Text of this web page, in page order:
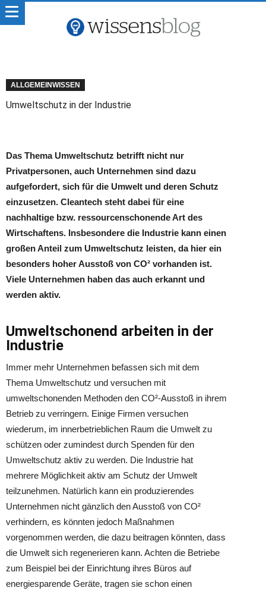
ALLGEMEINWISSEN
Umweltschutz in der Industrie
Das Thema Umweltschutz betrifft nicht nur
Privatpersonen, auch Unternehmen sind dazu
aufgefordert, sich für die Umwelt und deren Schutz
einzusetzen. Cleantech steht dabei für eine
nachhaltige bzw. ressourcenschonende Art des
Wirtschaftens. Insbesondere die Industrie kann einen
großen Anteil zum Umweltschutz leisten, da hier ein
besonders hoher Ausstoß von CO² vorhanden ist.
Viele Unternehmen haben das auch erkannt und
werden aktiv.
Umweltschonend arbeiten in der
Industrie
Immer mehr Unternehmen befassen sich mit dem
Thema Umweltschutz und versuchen mit
umweltschonenden Methoden den CO²-Ausstoß in ihrem
Betrieb zu verringern. Einige Firmen versuchen
wiederum, im innerbetrieblichen Raum die Umwelt zu
schützen oder zumindest durch Spenden für den
Umweltschutz aktiv zu werden. Die Industrie hat
mehrere Möglichkeit aktiv am Schutz der Umwelt
teilzunehmen. Natürlich kann ein produzierendes
Unternehmen nicht gänzlich den Ausstoß von CO²
verhindern, es könnten jedoch Maßnahmen
vorgenommen werden, die dazu beitragen könnten, dass
die Umwelt sich regenerieren kann. Achten die Betriebe
zum Beispiel bei der Einrichtung ihres Büros auf
energiesparende Geräte, tragen sie schon einen